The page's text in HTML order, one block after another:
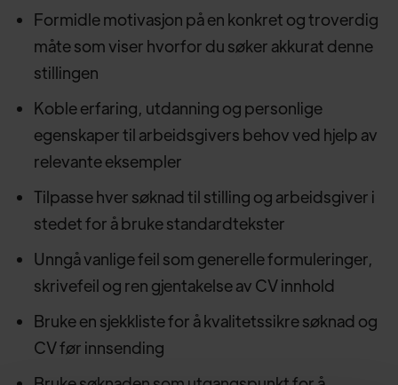
Formidle motivasjon på en konkret og troverdig
måte som viser hvorfor du søker akkurat denne
stillingen
Koble erfaring, utdanning og personlige
egenskaper til arbeidsgivers behov ved hjelp av
relevante eksempler
Tilpasse hver søknad til stilling og arbeidsgiver i
stedet for å bruke standardtekster
Unngå vanlige feil som generelle formuleringer,
skrivefeil og ren gjentakelse av CV innhold
Bruke en sjekkliste for å kvalitetssikre søknad og
CV før innsending